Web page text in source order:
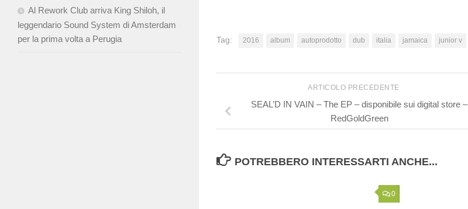
Tag: 2016 album autoprodotto dub italia jamaica junior v
ARTICOLO PRECEDENTE
SEAL’D IN VAIN – The EP – disponibile sui digital store –
RedGoldGreen
POTREBBERO INTERESSARTI ANCHE...
0
Al Rework Club arriva King Shiloh, il
leggendario Sound System di Amsterdam
per la prima volta a Perugia